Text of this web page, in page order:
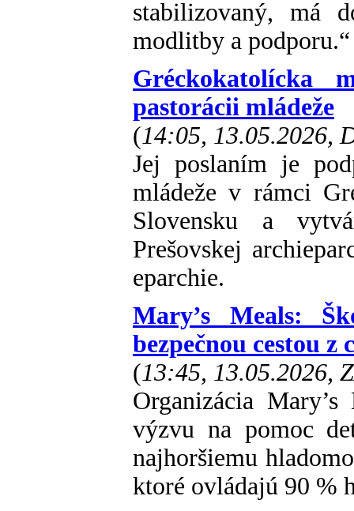
stabilizovaný, má
modlitby a podporu.“
Gréckokatolícka
pastorácii mládeže
(14:05, 13.05.2026,
Jej poslaním je
mládeže v rámci
Slovensku a
Prešovskej
eparchie.
Mary’s Meals:
bezpečnou cestou z
(13:45, 13.05.2026,
Organizácia
výzvu na pomoc
najhoršiemu
ktoré ovládajú 90 %